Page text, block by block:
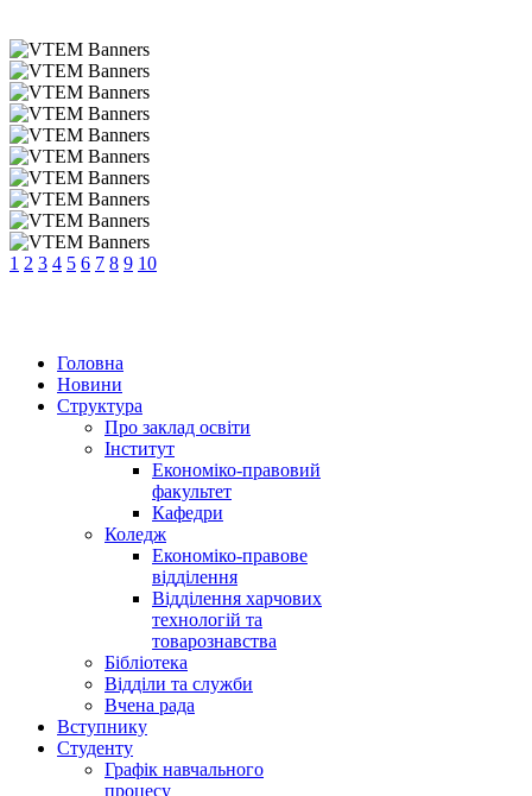
1 2 3 4 5 6 7 8 9 10
Головна
Новини
Структура
Про заклад освіти
Інститут
Економіко-правовий
факультет
Кафедри
Коледж
Економіко-правове
відділення
Відділення харчових
технологій та
товарознавства
Бібліотека
Відділи та служби
Вчена рада
Вступнику
Студенту
Графік навчального
процесу